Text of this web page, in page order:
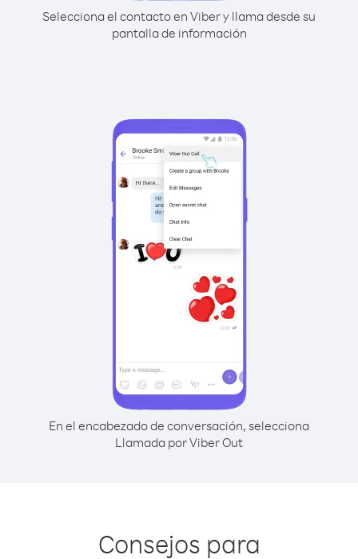
Selecciona el contacto en Viber y llama desde su
pantalla de información
En el encabezado de conversación, selecciona
Llamada por Viber Out
Consejos para